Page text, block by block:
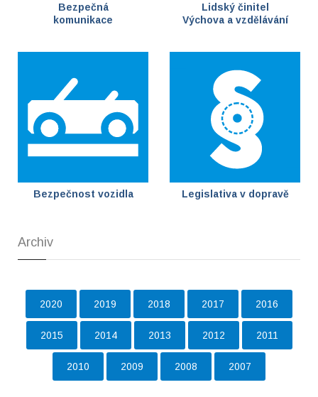
Bezpečná
komunikace
Lidský činitel
Výchova a vzdělávání
Bezpečnost vozidla Legislativa v dopravě
Archiv
2020 2019 2018 2017 2016
2015 2014 2013 2012 2011
2010 2009 2008 2007